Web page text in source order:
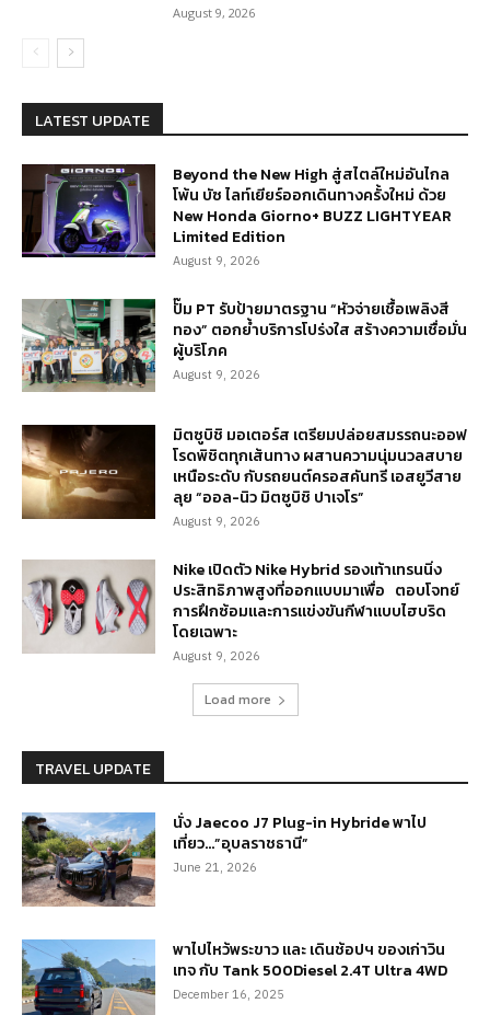
August 9, 2026
LATEST UPDATE
Beyond the New High สู่สไตล์ใหม่อันไกล
โพ้น บัซ ไลท์เยียร์ออกเดินทางครั้งใหม่ ด้วย
New Honda Giorno+ BUZZ LIGHTYEAR
Limited Edition
August 9, 2026
ปั๊ม PT รับป้ายมาตรฐาน “หัวจ่ายเชื้อเพลิงสี
ทอง” ตอกย้ำบริการโปร่งใส สร้างความเชื่อมั่น
ผู้บริโภค
August 9, 2026
มิตซูบิชิ มอเตอร์ส เตรียมปล่อยสมรรถนะออฟ
โรดพิชิตทุกเส้นทาง ผสานความนุ่มนวลสบาย
เหนือระดับ กับรถยนต์ครอสคันทรี เอสยูวีสาย
ลุย “ออล-นิว มิตซูบิชิ ปาเจโร”
August 9, 2026
Nike เปิดตัว Nike Hybrid รองเท้าเทรนนิ่ง
ประสิทธิภาพสูงที่ออกแบบมาเพื่อ ตอบโจทย์
การฝึกซ้อมและการแข่งขันกีฬาแบบไฮบริด
โดยเฉพาะ
August 9, 2026
Load more
TRAVEL UPDATE
นั่ง Jaecoo J7 Plug-in Hybride พาไป
เที่ยว…”อุบลราชธานี”
June 21, 2026
พาไปไหว้พระขาว และ เดินช้อปฯ ของเก่าวิน
เทจ กับ Tank 500Diesel 2.4T Ultra 4WD
December 16, 2025